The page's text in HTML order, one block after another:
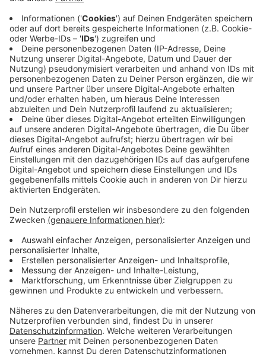
KAMRAD: Das Meet and Greet - Aktion Lichtblicke
Aktionen|Gemeinsam mit der Aktion Lichtblicke
e.V. haben wir Mittwoch (04.02.26) ein besonderes Meet &
Greet möglich gemacht. Im Rahmen des Warm-up-
Konzerts von KAMRAD durften einige von euch den
Künstler ganz persönlich treffen und das ausgerechnet in
seiner Heimatstadt.
Die Aktion Lichtblicke
Aktionen|Die Aktion Lichtblicke hilft Kindern und Familien
in Nordrhein-Westfalen.
Die 0-Euro-Scheine
Aktionen |Die 0-Euro-Scheine sind seit ein paar Jahren ein
fester Bestandteil der Aktion Lichtblicke. Exklusiv,
hochwertig und streng limitiert – das sind die 0-Euro-
Scheine – designt von Stars nur für die Aktion Lichtblicke
e.V.
Die Macher: Teilt uns eure Aktion für Lichtblicke mit
Aktionen |Die Macher der Aktion Lichtblicke, das seid ihr
und eure tollen Aktionen. Wir freuen uns über jede
Einreichung, um Spenden für die Aktion Lichtblicke zu
sammeln.